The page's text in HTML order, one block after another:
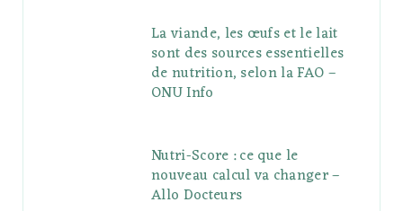
La viande, les œufs et le lait
sont des sources essentielles
de nutrition, selon la FAO –
ONU Info
Nutri-Score : ce que le
nouveau calcul va changer –
Allo Docteurs